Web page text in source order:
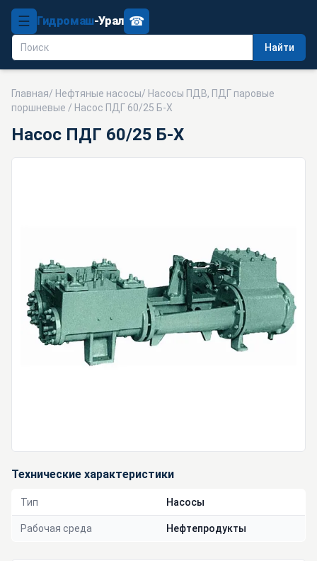
☰ Гидромаш-Урал
Найти
☎
Главная/ Нефтяные насосы/ Насосы ПДВ, ПДГ паровые
поршневые / Насос ПДГ 60/25 Б-Х
Насос ПДГ 60/25 Б-Х
Технические характеристики
Тип Насосы
Рабочая среда Нефтепродукты